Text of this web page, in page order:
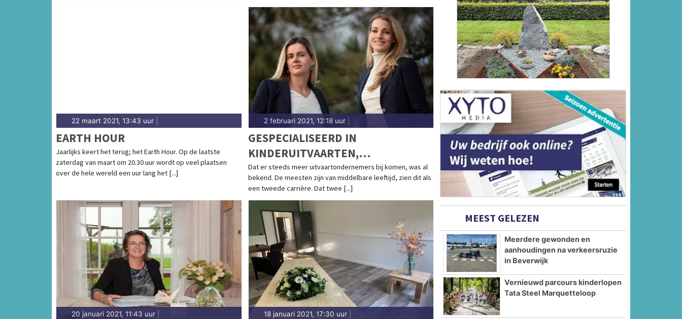
22 maart 2021, 13:43 uur
EARTH HOUR
Jaarlijks keert het terug; het Earth Hour. Op de laatste
zaterdag van maart om 20.30 uur wordt op veel plaatsen
over de hele wereld een uur lang het [...]
2 februari 2021, 12:18 uur|
GESPECIALISEERD IN
KINDERUITVAARTEN,
VERNIEUWERS BINNEN DE
UITVAARTBRANCHE
Dat er steeds meer uitvaartondernemers bij komen, was al
bekend. De meesten zijn van middelbare leeftijd, zien dit als
een tweede carrière. Dat twee [...]
20 januari 2021, 11:43 uur 18 januari 2021, 17:30 uur|
MEEST GELEZEN
Meerdere gewonden en
aanhoudingen na verkeersruzie
in Beverwijk
Vernieuwd parcours kinderlopen
Tata Steel Marquetteloop